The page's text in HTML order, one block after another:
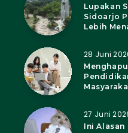
Lupakan
Sidoarjo
Lebih
28 Juni
27 Juni
Ini Alasan